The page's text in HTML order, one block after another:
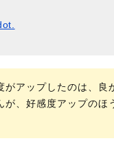
がアップしたのは、良
が、好感度アップのほ